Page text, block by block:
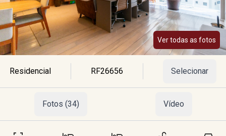
Ver todas as fotos
Residencial RF26656 Selecionar
Fotos (34) Vídeo